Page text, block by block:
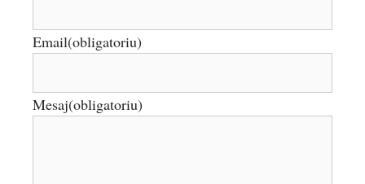
Email(obligatoriu)
Mesaj(obligatoriu)